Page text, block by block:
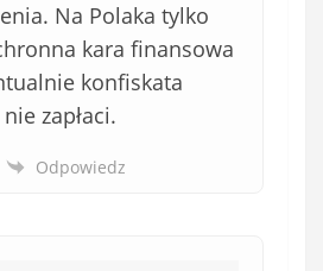
Na Polaka tylko
kara finansowa
konfiskata
zapłaci.
Odpowiedz